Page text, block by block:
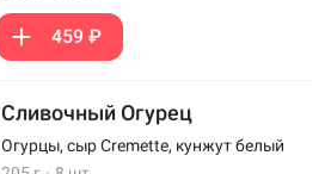
459 ₽
Сливочный Огурец
Огурцы, сыр Cremette, кунжут белый